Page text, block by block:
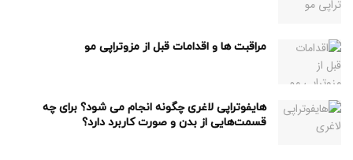
مراقبت ها و اقدامات قبل از مزوتراپی مو
هایفوتراپی لاغری چگونه انجام می شود؟ برای چه
قسمت‌هایی از بدن و صورت کاربرد دارد؟